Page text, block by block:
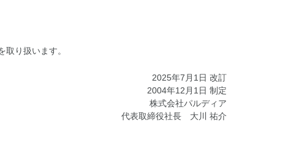
り扱います。
2025年7月1日 改訂
2004年12月1日 制定
株式会社パルディア
代表取締役社長 大川 祐介